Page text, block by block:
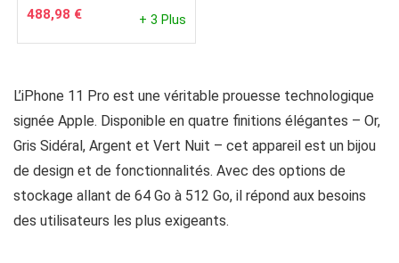
488,98 € + 3 Plus
L’iPhone 11 Pro est une véritable prouesse technologique
signée Apple. Disponible en quatre finitions élégantes – Or,
Gris Sidéral, Argent et Vert Nuit – cet appareil est un bijou
de design et de fonctionnalités. Avec des options de
stockage allant de 64 Go à 512 Go, il répond aux besoins
des utilisateurs les plus exigeants.